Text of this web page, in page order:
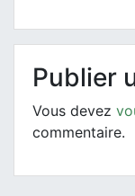
Publier
Vous devez
commentaire.